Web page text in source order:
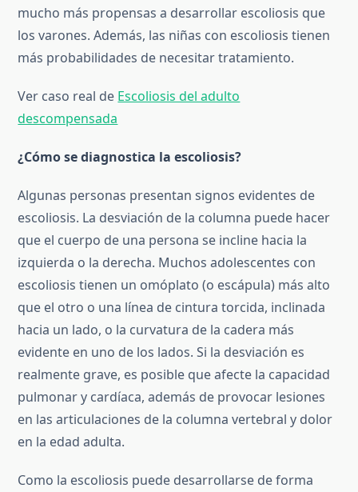
mucho más propensas a desarrollar escoliosis que
los varones. Además, las niñas con escoliosis tienen
más probabilidades de necesitar tratamiento.
Ver caso real de Escoliosis del adulto
descompensada
¿Cómo se diagnostica la escoliosis?
Algunas personas presentan signos evidentes de
escoliosis. La desviación de la columna puede hacer
que el cuerpo de una persona se incline hacia la
izquierda o la derecha. Muchos adolescentes con
escoliosis tienen un omóplato (o escápula) más alto
que el otro o una línea de cintura torcida, inclinada
hacia un lado, o la curvatura de la cadera más
evidente en uno de los lados. Si la desviación es
realmente grave, es posible que afecte la capacidad
pulmonar y cardíaca, además de provocar lesiones
en las articulaciones de la columna vertebral y dolor
en la edad adulta.
Como la escoliosis puede desarrollarse de forma